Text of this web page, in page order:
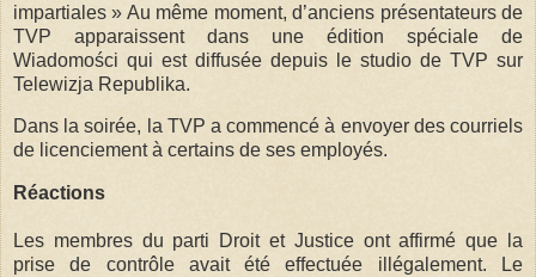
impartiales » Au même moment, d’anciens présentateurs de
TVP apparaissent dans une édition spéciale de
Wiadomości qui est diffusée depuis le studio de TVP sur
Telewizja Republika.
Dans la soirée, la TVP a commencé à envoyer des courriels
de licenciement à certains de ses employés.
Réactions
Les membres du parti Droit et Justice ont affirmé que la
prise de contrôle avait été effectuée illégalement. Le